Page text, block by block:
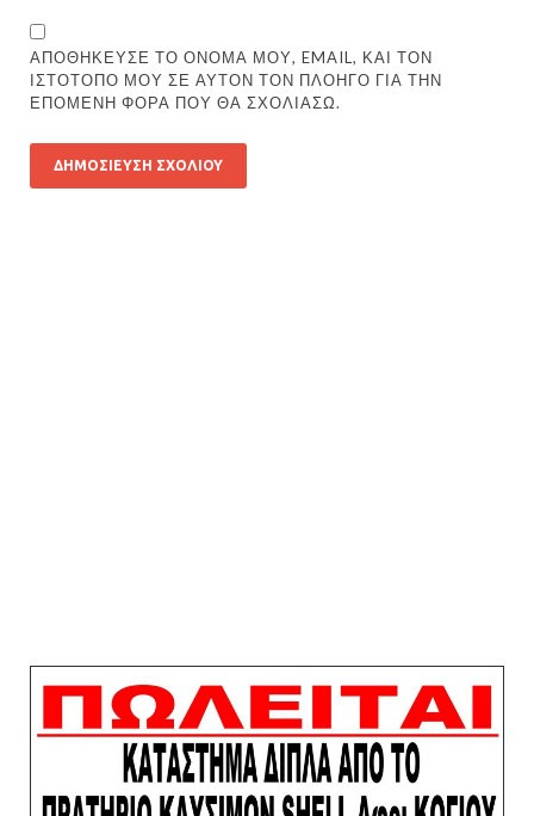
ΑΠΟΘΉΚΕΥΣΕ ΤΟ ΌΝΟΜΆ ΜΟΥ, EMAIL, ΚΑΙ ΤΟΝ
ΙΣΤΌΤΟΠΟ ΜΟΥ ΣΕ ΑΥΤΌΝ ΤΟΝ ΠΛΟΗΓΌ ΓΙΑ ΤΗΝ
ΕΠΌΜΕΝΗ ΦΟΡΆ ΠΟΥ ΘΑ ΣΧΟΛΙΆΣΩ.